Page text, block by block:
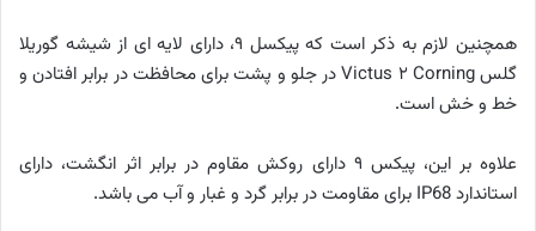
همچنین لازم به ذکر است که پیکسل ۹، دارای لایه ای از شیشه گوریلا
گلس Victus ۲ Corning در جلو و پشت برای محافظت در برابر افتادن و
خط و خش است.
علاوه بر این، پیکس ۹ دارای روکش مقاوم در برابر اثر انگشت، دارای
استاندارد IP68 برای مقاومت در برابر گرد و غبار و آب می باشد.